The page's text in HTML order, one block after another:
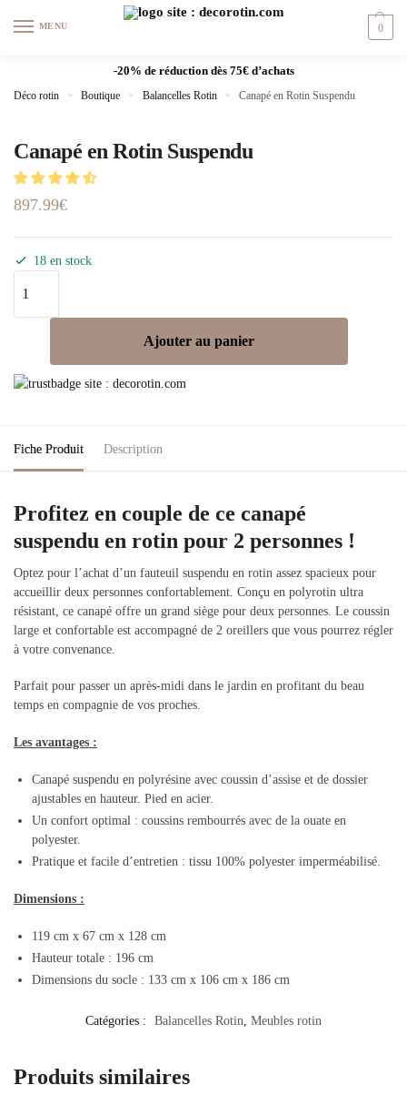
MENU 0
-20% de réduction dès 75€ d’achats
Déco rotin » Boutique » Balancelles Rotin » Canapé en Rotin Suspendu
Canapé en Rotin Suspendu
897.99€
18 en stock
Ajouter au panier
Fiche Produit Description
Profitez en couple de ce canapé
suspendu en rotin pour 2 personnes !
Optez pour l’achat d’un fauteuil suspendu en rotin assez spacieux pour
accueillir deux personnes confortablement. Conçu en polyrotin ultra
résistant, ce canapé offre un grand siège pour deux personnes. Le coussin
large et confortable est accompagné de 2 oreillers que vous pourrez régler
à votre convenance.
Parfait pour passer un après-midi dans le jardin en profitant du beau
temps en compagnie de vos proches.
Les avantages :
Canapé suspendu en polyrésine avec coussin d’assise et de dossier
ajustables en hauteur. Pied en acier.
Un confort optimal : coussins rembourrés avec de la ouate en
polyester.
Pratique et facile d’entretien : tissu 100% polyester imperméabilisé.
Dimensions :
119 cm x 67 cm x 128 cm
Hauteur totale : 196 cm
Dimensions du socle : 133 cm x 106 cm x 186 cm
Catégories : Balancelles Rotin, Meubles rotin
Produits similaires